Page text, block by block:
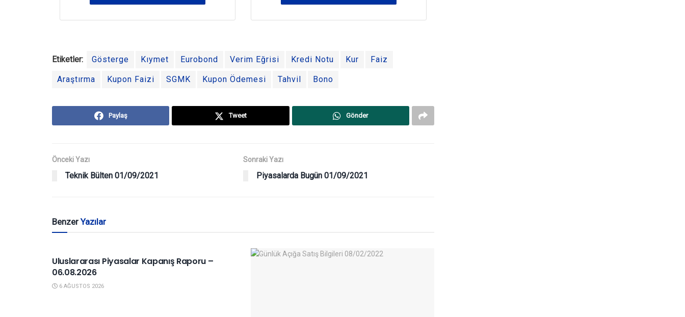
Etiketler: Gösterge Kıymet Eurobond Verim Eğrisi Kredi Notu Kur Faiz
Araştırma Kupon Faizi SGMK Kupon Ödemesi Tahvil Bono
Paylaş Tweet Gönder
Önceki Yazı
Teknik Bülten 01/09/2021
Sonraki Yazı
Piyasalarda Bugün 01/09/2021
BenzerYazılar
Uluslararası Piyasalar Kapanış Raporu –
06.08.2026
6 AĞUSTOS 2026